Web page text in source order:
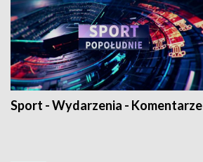
Sport - Wydarzenia - Komentarze